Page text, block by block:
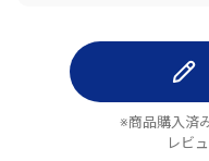
※商品購入済
レビ